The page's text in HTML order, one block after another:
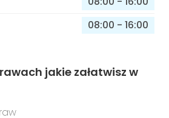
08:00 - 16:00
jakie załatwisz w